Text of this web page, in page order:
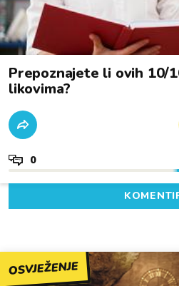
Prepoznajete li ovih 10/
likovima?
0
OSVJEŽENJE